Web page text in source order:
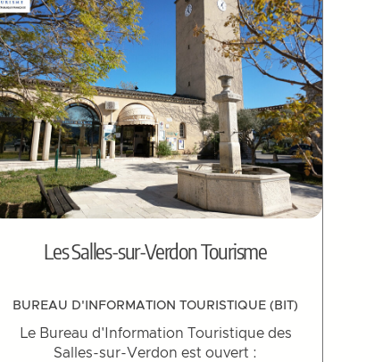
Les Salles-sur-Verdon Tourisme
BUREAU D'INFORMATION TOURISTIQUE (BIT)
Le Bureau d'Information Touristique des
Salles-sur-Verdon est ouvert :